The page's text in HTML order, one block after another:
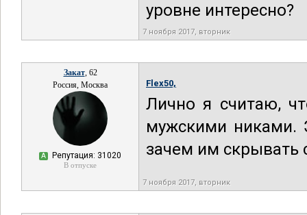
уровне интересно?
7 ноября 2017, вторник
Закат, 62
Россия, Москва
А Репутация: 31020
В отпуске
Flex50,
Лично я считаю,
мужскими никами.
зачем им
7 ноября 2017, вторник